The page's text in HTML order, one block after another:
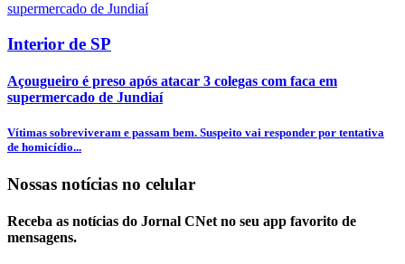
Interior de SP
Açougueiro é preso após atacar 3 colegas com faca em
supermercado de Jundiaí
Vítimas sobreviveram e passam bem. Suspeito vai responder por tentativa
de homicídio...
Nossas notícias no celular
Receba as notícias do Jornal CNet no seu app favorito de
mensagens.